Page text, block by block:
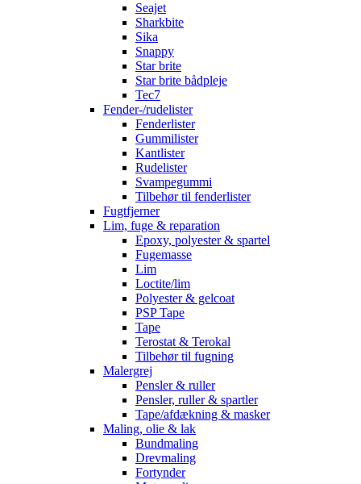
Seajet
Sharkbite
Sika
Snappy
Star brite
Star brite bådpleje
Tec7
Fender-/rudelister
Fenderlister
Gummilister
Kantlister
Rudelister
Svampegummi
Tilbehør til fenderlister
Fugtfjerner
Lim, fuge & reparation
Epoxy, polyester & spartel
Fugemasse
Lim
Loctite/lim
Polyester & gelcoat
PSP Tape
Tape
Terostat & Terokal
Tilbehør til fugning
Malergrej
Pensler & ruller
Pensler, ruller & spartler
Tape/afdækning & masker
Maling, olie & lak
Bundmaling
Drevmaling
Fortynder